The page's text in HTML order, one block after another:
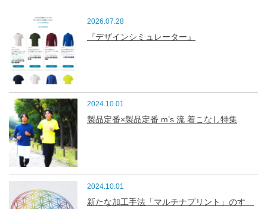
2026.07.28
『デザインシミュレーター』
2024.10.01
製品定番×製品定番 m’s 流 着こなし特集
2024.10.01
新たな加工手法「マルチナプリント」のすゝ